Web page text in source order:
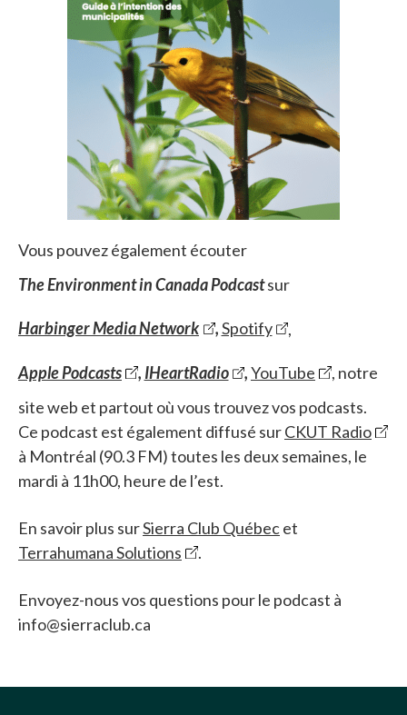
Vous pouvez également écouter
The Environment in Canada Podcastsur
Harbinger Media Network ,Spotify
Apple Podcasts , IHeartRadio ,YouTube
, notre
site web et partout où vous trouvez vos podcasts.
Ce podcast est également diffusé surCKUT Radio
à Montréal (90.3 FM) toutes les deux semaines, le
mardi à 11h00, heure de l’est.
En savoir plus surSierra Club Québecet
Terrahumana Solutions
.
Envoyez-nous vos questions pour le podcast à
info@sierraclub.ca